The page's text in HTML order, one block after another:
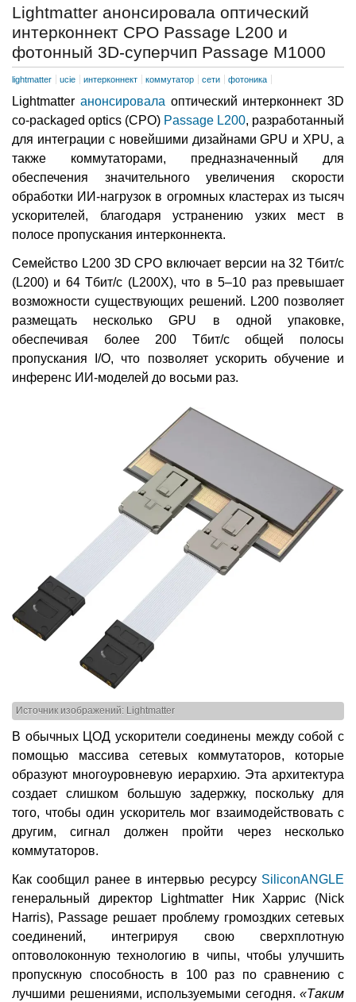
Lightmatter анонсировала оптический
интерконнект CPO Passage L200 и
фотонный 3D-суперчип Passage M1000
lightmatter ucie интерконнект коммутатор сети фотоника
Lightmatter анонсировала оптический интерконнект 3D
co-packaged optics (CPO) Passage L200, разработанный
для интеграции с новейшими дизайнами GPU и XPU, а
также коммутаторами, предназначенный для
обеспечения значительного увеличения скорости
обработки ИИ-нагрузок в огромных кластерах из тысяч
ускорителей, благодаря устранению узких мест в
полосе пропускания интерконнекта.
Семейство L200 3D CPO включает версии на 32 Тбит/с
(L200) и 64 Тбит/с (L200X), что в 5–10 раз превышает
возможности существующих решений. L200 позволяет
размещать несколько GPU в одной упаковке,
обеспечивая более 200 Тбит/с общей полосы
пропускания I/O, что позволяет ускорить обучение и
инференс ИИ-моделей до восьми раз.
Источник изображений: Lightmatter
В обычных ЦОД ускорители соединены между собой с
помощью массива сетевых коммутаторов, которые
образуют многоуровневую иерархию. Эта архитектура
создает слишком большую задержку, поскольку для
того, чтобы один ускоритель мог взаимодействовать с
другим, сигнал должен пройти через несколько
коммутаторов.
Как сообщил ранее в интервью ресурсу SiliconANGLE
генеральный директор Lightmatter Ник Харрис (Nick
Harris), Passage решает проблему громоздких сетевых
соединений, интегрируя свою сверхплотную
оптоволоконную технологию в чипы, чтобы улучшить
пропускную способность в 100 раз по сравнению с
лучшими решениями, используемыми сегодня. «Таким